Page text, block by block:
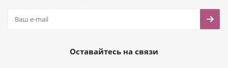
Оставайтесь на связи